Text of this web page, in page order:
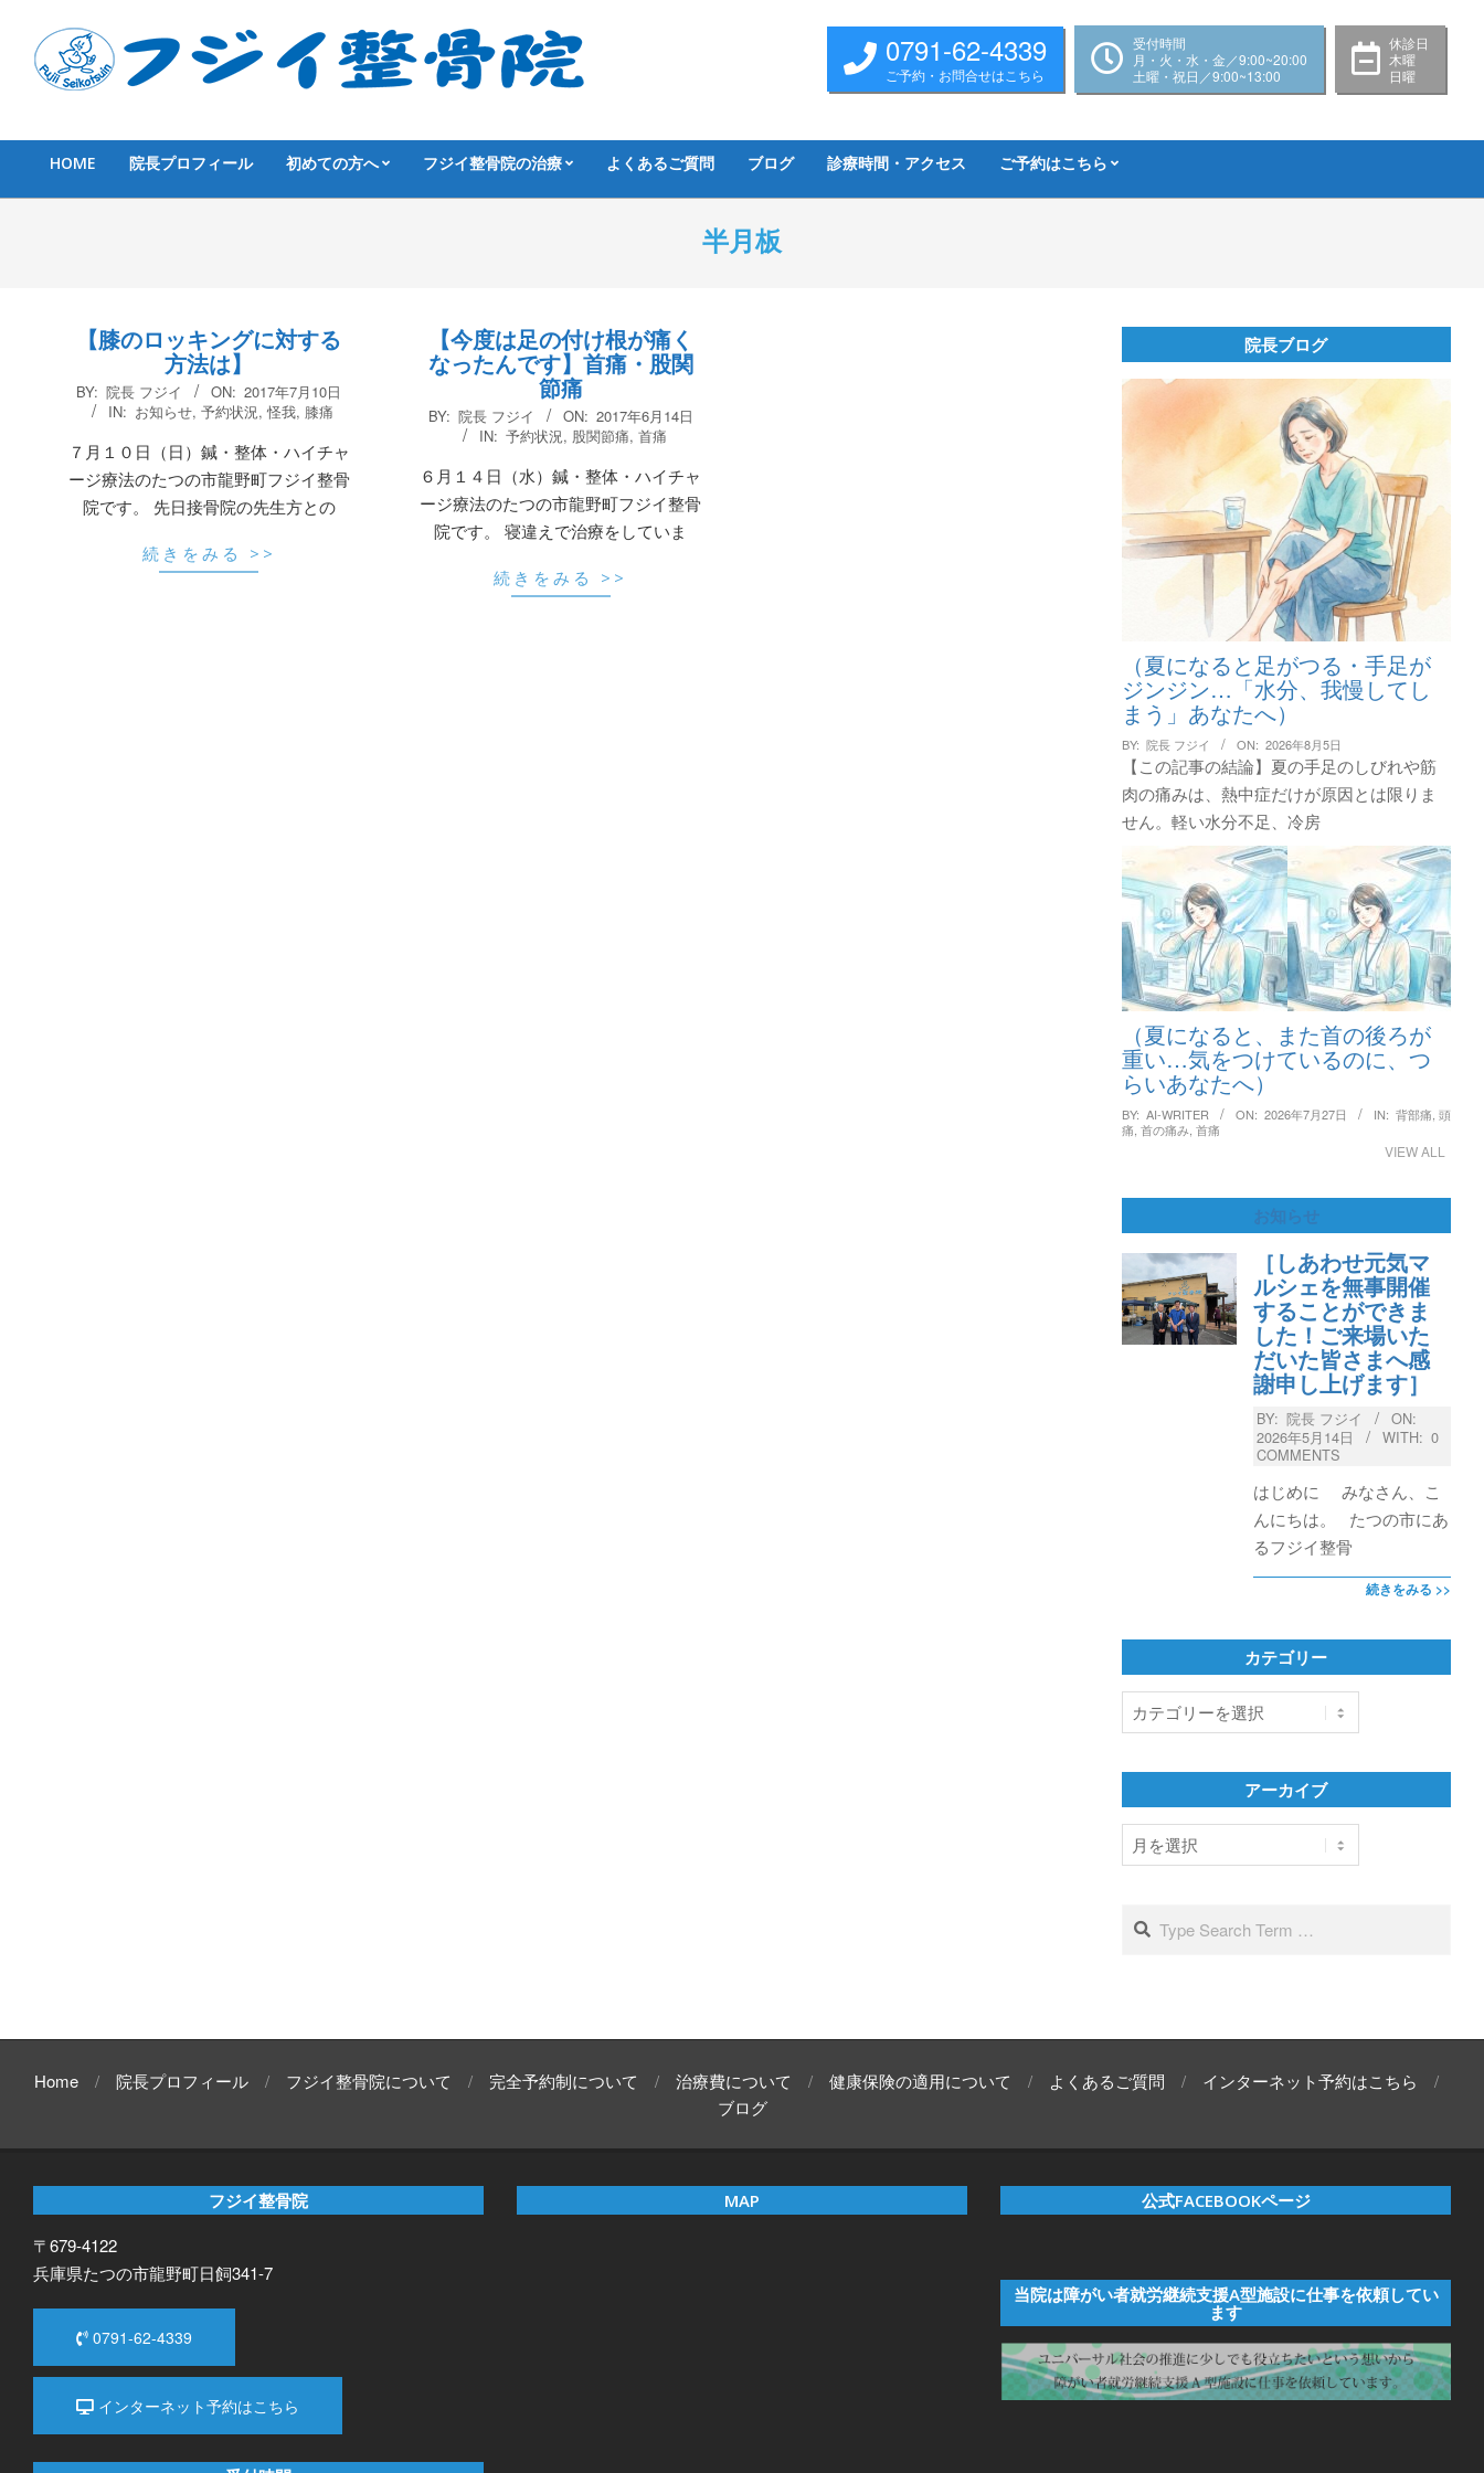
content
0791-62-4339
ご予約・お問合せはこちら
受付時間
月・火・水・金／9:00~20:00
土曜・祝日／9:00~13:00
休診日
木曜
日曜
Navigation
HOME 院長プロフィール 初めての方へ フジイ整骨院の治療 よくあるご質問 ブログ 診療時間・アクセス ご予約はこちら
半月板
【膝のロッキングに対する
方法は】
2017-
BY: 院長 フジイ ON: 2017年7月10日
IN: お知らせ,予約状況,怪我, 膝痛
７月１０日（日）鍼・整体・ハイチャ
ージ療法のたつの市龍野町フジイ整骨
院です。 先日接骨院の先生方との
続きをみる >>
【今度は足の付け根が痛く
なったんです】首痛・股関
節痛
2017-
BY: 院長 フジイ ON: 2017年6月14日
IN: 予約状況, 股関節痛, 首痛
６月１４日（水）鍼・整体・ハイチャ
ージ療法のたつの市龍野町フジイ整骨
院です。 寝違えで治療をしていま
続きをみる >>
院長ブログ
（夏になると足がつる・手足が
ジンジン…「水分、我慢してし
まう」あなたへ）
BY: 院長 フジイ ON: 2026年8月5日
【この記事の結論】夏の手足のしびれや筋
肉の痛みは、熱中症だけが原因とは限りま
せん。軽い水分不足、冷房
（夏になると、また首の後ろが
重い…気をつけているのに、つ
らいあなたへ）
BY: AI-WRITER ON: 2026年7月27日 IN: 背部痛 頭
痛 首の痛み, 首痛
VIEW ALL
お知らせ
［しあわせ元気マ
ルシェを無事開催
することができま
した！ご来場いた
だいた皆さまへ感
謝申し上げます］
BY: 院長 フジイ
ON:
2026年5月14日
WITH: 0
COMMENTS
はじめに みなさん、こ
んにちは。 たつの市にあ
るフジイ整骨
続きをみる >>
カテゴリー
テ
リ
アーカイブ
ア
ー
ブSearch
Home 院長プロフィール フジイ整骨院について 完全予約制について 治療費について 健康保険の適用について よくあるご質問
インターネット予約はこちら
ブログ
フジイ整骨院
〒679-4122
兵庫県たつの市龍野町日飼341-7
0791-62-4339
インターネット予約はこちら
MAP 公式FACEBOOKページ
当院は障がい者就労継続支援A型施設に仕事を依頼してい
ます